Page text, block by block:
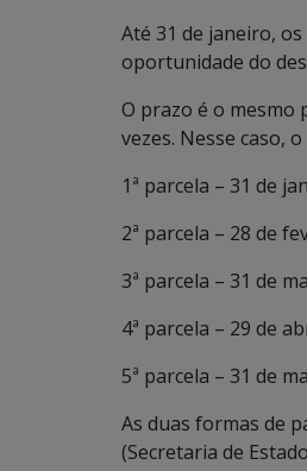
Até 31 de janeiro,
oportunidade do
O prazo é o mesmo
vezes. Nesse caso,
1ª parcela – 31 de
2ª parcela – 28 de
3ª parcela – 31 de
4ª parcela – 29 de
5ª parcela – 31 de
As duas formas de
(Secretaria de